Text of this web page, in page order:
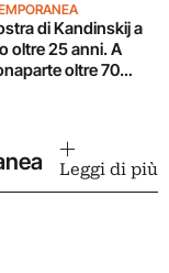
di Kandinskij a
oltre 25 anni. A
oltre 70
Leggi di più